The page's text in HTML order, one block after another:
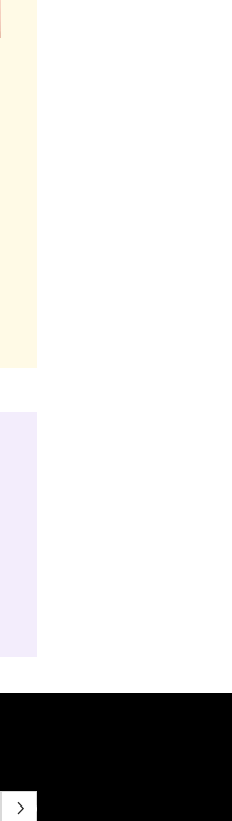
NEWSLETTERANMELDUNG